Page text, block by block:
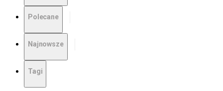
Polecane
Najnowsze
Tagi